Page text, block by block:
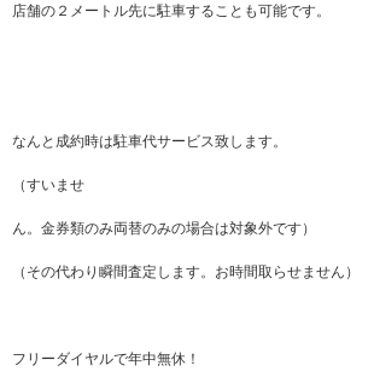
店舗の２メートル先に駐車することも可能です。
なんと成約時は駐車代サービス致します。
（すいませ
ん。金券類のみ両替のみの場合は対象外です）
（その代わり瞬間査定します。お時間取らせません）
フリーダイヤルで年中無休！